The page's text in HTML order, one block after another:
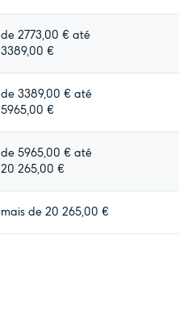
de 2773,00 € até
3389,00 €
de 3389,00 € até
5965,00 €
de 5965,00 € até
20 265,00 €
mais de 20 265,00 €